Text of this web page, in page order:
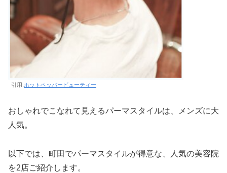
引用:ホットペッパービューティー
おしゃれでこなれて見えるパーマスタイルは、メンズに大
人気。
以下では、町田でパーマスタイルが得意な、人気の美容院
を2店ご紹介します。